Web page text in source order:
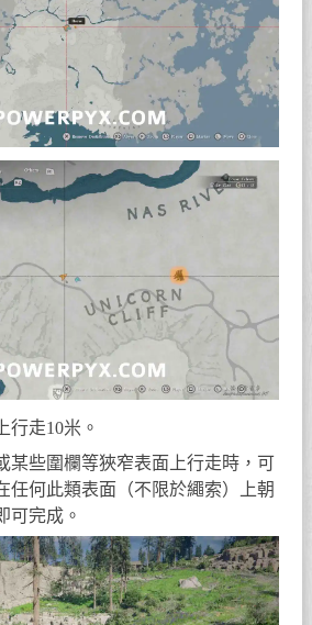
行走10米。
某些圍欄等狹窄表面上行走時，可
任何此類表面（不限於繩索）上朝
可完成。